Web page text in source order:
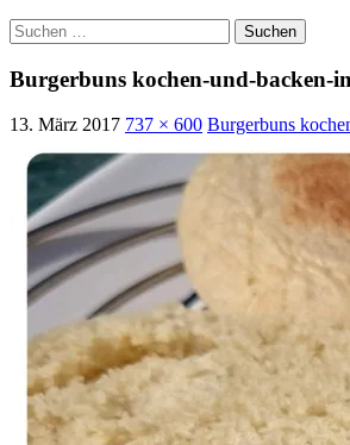
Suchen
nach:
Burgerbuns kochen-und-backen-
13. März 2017 737 × 600 Burgerbuns